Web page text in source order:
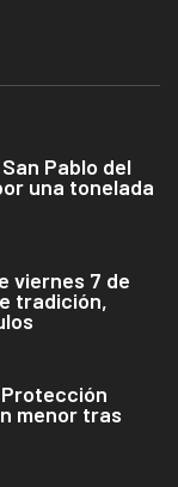
Pablo del
una tonelada
viernes 7 de
tradición,
menor tras